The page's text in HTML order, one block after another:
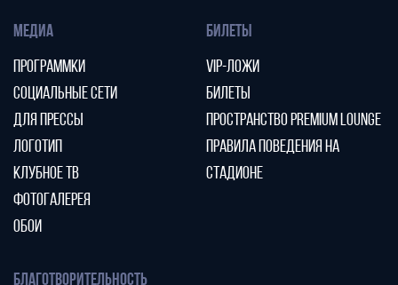
МЕДИА
ПРОГРАММКИ
СОЦИАЛЬНЫЕ СЕТИ
ДЛЯ ПРЕССЫ
ЛОГОТИП
КЛУБНОЕ ТВ
ФОТОГАЛЕРЕЯ
ОБОИ
БИЛЕТЫ
VIP-ЛОЖИ
БИЛЕТЫ
ПРОСТРАНСТВО PREMIUM LOUNGE
ПРАВИЛА ПОВЕДЕНИЯ НА
СТАДИОНЕ
БЛАГОТВОРИТЕЛЬНОСТЬ